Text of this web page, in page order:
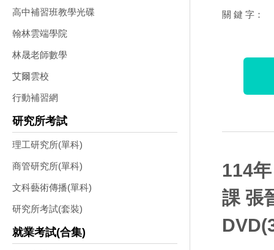
高中補習班教學光碟
翰林雲端學院
林晟老師數學
艾爾雲校
行動補習網
研究所考試
理工研究所(單科)
商管研究所(單科)
文科藝術傳播(單科)
研究所考試(套裝)
就業考試(合集)
關 鍵 字：
114
課 張